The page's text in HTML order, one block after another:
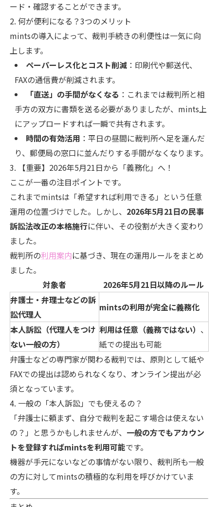
ード・確認することができます。
2. 何が便利になる？3つのメリット
mintsの導入によって、裁判手続きの利便性は一気に向
上します。
ペーパーレス化とコスト削減：印刷代や郵送代、
FAXの通信費が削減されます。
「直送」の手間がなくなる ：これまでは裁判所と相
手方の双方に書類を送る必要がありましたが、mints上
にアップロードすれば一瞬で共有されます。
時間の有効活用 ：平日の昼間に裁判所へ足を運んだ
り、郵便局の窓口に並んだりする手間がなくなります。
3. 【重要】2026年5月21日から「義務化」へ！
ここが一番の注目ポイントです。
これまでmintsは「希望すれば利用できる」という任意
運用の位置づけでした。しかし、 2026年5月21日の民事
訴訟法改正の本格施行に伴い、その役割が大きく変わり
ました。
裁判所の利用案内に基づき、現在の運用ルールをまとめ
ました。
対象者
2026年5月21日以降のルール
弁護士・弁理士などの訴
訟代理人
mintsの利用が完全に義務化
本人訴訟（代理人をつけ
ない一般の方）
利用は任意（義務ではない） 、
紙での提出も可能
弁護士などの専門家が関わる裁判では、原則として紙や
FAXでの提出は認められなくなり、オンライン提出が必
須となっています。
4. 一般の「本人訴訟」でも使えるの？
「弁護士に頼まず、自分で裁判を起こす場合は使えない
の？」と思うかもしれませんが、 一般の方でもアカウン
トを登録すればmintsを利用可能です。
機器が手元にないなどの事情がない限り、裁判所も一般
の方に対してmintsの積極的な利用を呼びかけていま
す。